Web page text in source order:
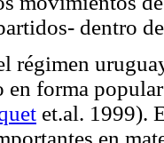
dentro
régimen
en forma
et.al. 1999).